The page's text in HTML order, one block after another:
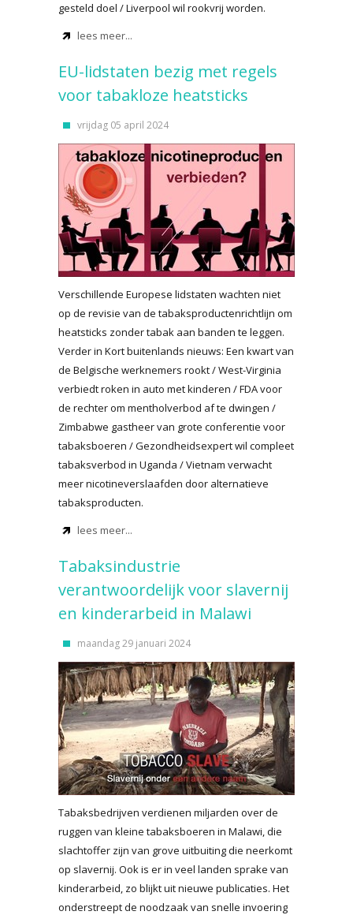
gesteld doel / Liverpool wil rookvrij worden.
lees meer...
EU-lidstaten bezig met regels
voor tabakloze heatsticks
vrijdag 05 april 2024
Verschillende Europese lidstaten wachten niet
op de revisie van de tabaksproductenrichtlijn om
heatsticks zonder tabak aan banden te leggen.
Verder in Kort buitenlands nieuws: Een kwart van
de Belgische werknemers rookt / West-Virginia
verbiedt roken in auto met kinderen / FDA voor
de rechter om mentholverbod af te dwingen /
Zimbabwe gastheer van grote conferentie voor
tabaksboeren / Gezondheidsexpert wil compleet
tabaksverbod in Uganda / Vietnam verwacht
meer nicotineverslaafden door alternatieve
tabaksproducten.
lees meer...
Tabaksindustrie
verantwoordelijk voor slavernij
en kinderarbeid in Malawi
maandag 29 januari 2024
Tabaksbedrijven verdienen miljarden over de
ruggen van kleine tabaksboeren in Malawi, die
slachtoffer zijn van grove uitbuiting die neerkomt
op slavernij. Ook is er in veel landen sprake van
kinderarbeid, zo blijkt uit nieuwe publicaties. Het
onderstreept de noodzaak van snelle invoering